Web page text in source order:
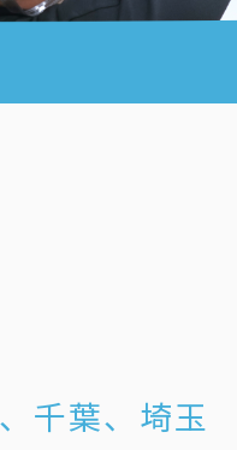
千葉、埼玉